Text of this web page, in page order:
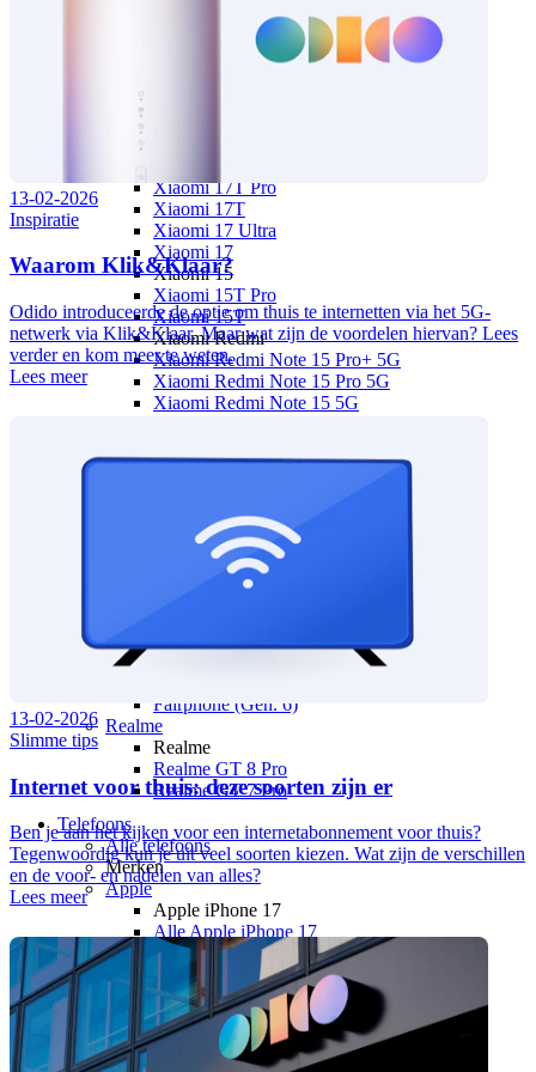
OPPO Find X9 Ultra
Xiaomi
Xiaomi 17T Pro
Xiaomi 17T
Xiaomi 17 Ultra
Xiaomi 17
Xiaomi 15
Xiaomi 15T Pro
Xiaomi 15T
Xiaomi Redmi
Xiaomi Redmi Note 15 Pro+ 5G
Xiaomi Redmi Note 15 Pro 5G
Xiaomi Redmi Note 15 5G
Overige
Nothing
Nothing Phone (4a) Pro
Nothing Phone (4a)
Nothing Phone (3a) Pro
Nothing Phone (3)
Fairphone
Fairphone (Gen. 6)
Realme
Realme
Realme GT 8 Pro
Realme GT 7 Pro
Telefoons
Alle telefoons
Merken
Apple
Apple iPhone 17
Alle Apple iPhone 17
Apple iPhone Air
Apple iPhone 17e
Apple iPhone 17 Pro Max
Apple iPhone 17 Pro
Apple iPhone 17
Apple iPhone 16
13-02-2026
Inspiratie
Waarom Klik&Klaar?
Odido introduceerde de optie om thuis te internetten via het 5G-
netwerk via Klik&Klaar. Maar wat zijn de voordelen hiervan? Lees
verder en kom meer te weten.
Lees meer
13-02-2026
Slimme tips
Internet voor thuis: deze soorten zijn er
Ben je aan het kijken voor een internetabonnement voor thuis?
Tegenwoordig kun je uit veel soorten kiezen. Wat zijn de verschillen
en de voor- en nadelen van alles?
Lees meer